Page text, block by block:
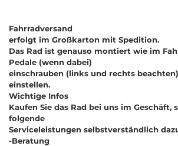
Fahrradversand
erfolgt im Großkarton mit Spedition.
Das Rad ist genauso montiert wie im
Pedale (wenn dabei)
einschrauben (links und rechts
einstellen.
Wichtige Infos
Kaufen Sie das Rad bei uns im Geschäft,
folgende
Serviceleistungen selbstverständlich
-Beratung